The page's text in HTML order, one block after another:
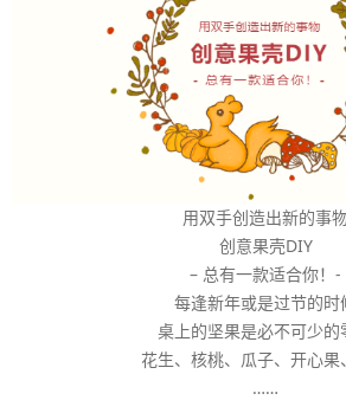
用双手创造出新的事
创意果壳DIY
– 总有一款适合你！-
每逢新年或是过节的时
桌上的坚果是必不可少的
花生、核桃、瓜子、开心果
……